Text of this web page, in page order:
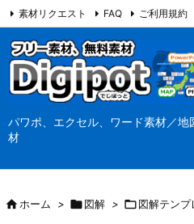
パワポ、エクセル、ワード素材／
材
素材リクエスト FAQ ご利用規約
当サイト（Digipot.net）について
ホーム > 図解 > 図解テンプ